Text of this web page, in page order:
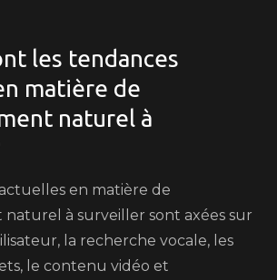
les tendances
matière de
naturel à
en matière de
à surveiller sont axées sur
la recherche vocale, les
le contenu vidéo et